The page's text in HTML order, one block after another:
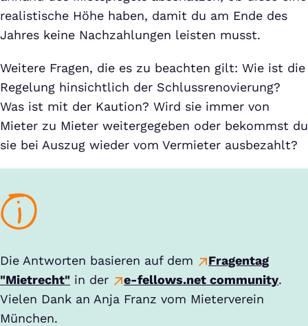
realistische Höhe haben, damit du am Ende des
Jahres keine Nachzahlungen leisten musst.
Weitere Fragen, die es zu beachten gilt: Wie ist die
Regelung hinsichtlich der Schlussrenovierung?
Was ist mit der Kaution? Wird sie immer von
Mieter zu Mieter weitergegeben oder bekommst du
sie bei Auszug wieder vom Vermieter ausbezahlt?
Die Antworten basieren auf dem
Fragentag
"Mietrecht" in der e-fellows.net community.
Vielen Dank an Anja Franz vom Mieterverein
München.